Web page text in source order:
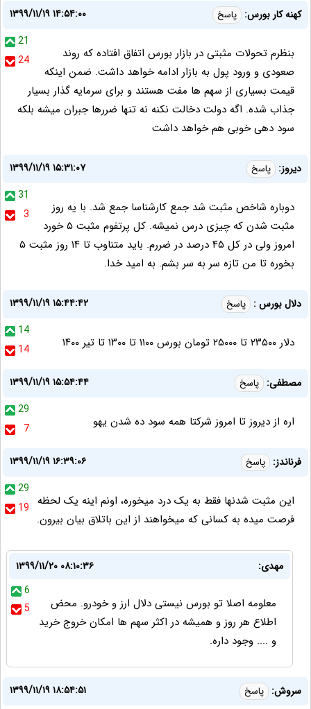
کهنه کار بورس: پاسخ
۱۳۹۹/۱۱/۱۹ ۱۴:۵۴:۰۰
21
24
بنظرم تحولات مثبتی در بازار بورس اتفاق افتاده که روند
صعودی و ورود پول به بازار ادامه خواهد داشت. ضمن اینکه
قیمت بسیاری از سهم ها مفت هستند و برای سرمایه گذار بسیار
جذاب شده. اگه دولت دخالت نکنه نه تنها ضررها جبران میشه بلکه
سود دهی خوبی هم خواهد داشت
دیروز: پاسخ
۱۳۹۹/۱۱/۱۹ ۱۵:۳۱:۰۷
31
3
دوباره شاخص مثبت شد جمع کارشناسا جمع شد. با یه روز
مثبت شدن که چیزی درس نمیشه. کل پرتفوم مثبت ۵ خورد
امروز ولی در کل ۴۵ درصد در ضررم. باید متناوب تا ۱۴ روز مثبت ۵
بخوره تا من تازه سر به سر بشم. به امید خدا.
دلال بورس : پاسخ
۱۳۹۹/۱۱/۱۹ ۱۵:۴۴:۴۲
14
14
دلار ۲۳۵۰۰ تا ۲۵۰۰۰ تومان بورس ۱۱۰۰ تا ۱۳۰۰ تا تیر ۱۴۰۰
مصطفی: پاسخ
۱۳۹۹/۱۱/۱۹ ۱۵:۵۴:۴۴
29
7
اره از دیروز تا امروز شرکتا همه سود ده شدن یهو
فرناندز: پاسخ
۱۳۹۹/۱۱/۱۹ ۱۶:۳۹:۰۶
29
19 این مثبت شدنها فقط به یک درد میخوره، اونم اینه یک لحظه
فرصت میده به کسانی که میخواهند از این باتلاق بیان بیرون.
مهدی:
۱۳۹۹/۱۱/۲۰ ۰۸:۱۰:۳۶
6
5
معلومه اصلا تو بورس نیستی دلال ارز و خودرو. محض
اطلاع هر روز و همیشه در اکثر سهم ها امکان خروج خرید
و .... وجود داره.
سروش: پاسخ
۱۳۹۹/۱۱/۱۹ ۱۸:۵۴:۵۱